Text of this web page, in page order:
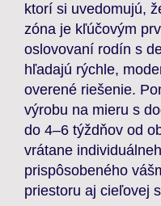
ktorí si uvedomujú,
zóna je kľúčovým
oslovovaní rodín s
hľadajú rýchle,
overené riešenie.
výrobu na mieru s
do 4–6 týždňov od
vrátane
prispôsobeného
priestoru aj cieľovej